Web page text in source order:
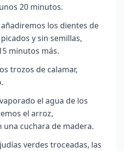
20 minutos.
los dientes de
y sin semillas,
minutos más.
trozos de calamar,
el agua de los
el arroz,
cuchara de madera.
verdes troceadas, las